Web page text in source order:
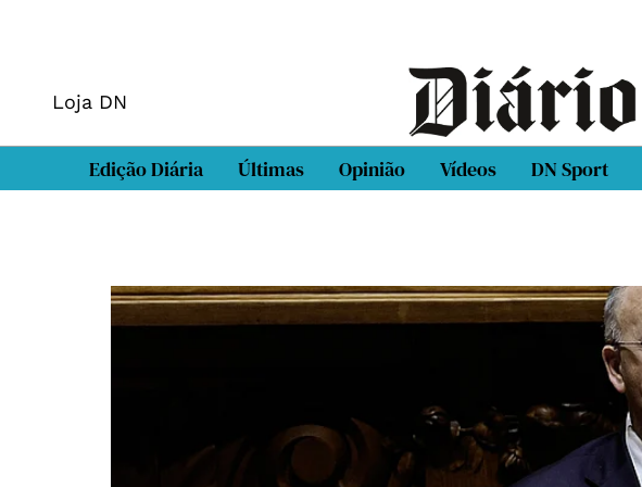
Loja DN
Edição Diária Últimas Opinião Vídeos DN Sport